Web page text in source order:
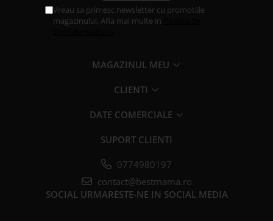
Vreau sa primesc newsletter cu promotiile
magazinului. Afla mai multe in
MAGAZINUL MEU
CLIENTI
DATE COMERCIALE
SUPORT CLIENTI
0774980197
contact@bestmama.ro
SOCIAL URMARESTE-NE IN SOCIAL MEDIA